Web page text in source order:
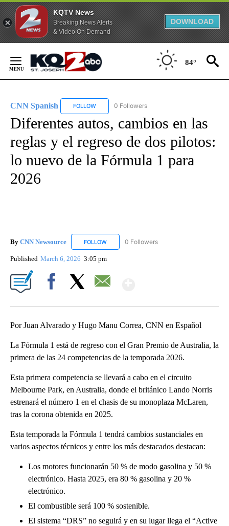
KQTV News
Breaking News Alerts
& Video On Demand
DOWNLOAD
Content
84°
CNN Spanish FOLLOW FOLLOW "CNN SPANISH" TO RECEIVE
0 Followers
Diferentes autos, cambios en las
reglas y el regreso de dos pilotos:
lo nuevo de la Fórmula 1 para
2026
By CNN Newsource FOLLOW FOLLOW "CNN NEWSOURCE" TO RECEIVE
0 Followers
Published March 6, 2026 3:05 pm
Por Juan Alvarado y Hugo Manu Correa, CNN en Español
La Fórmula 1 está de regreso con el Gran Premio de Australia, la
primera de las 24 competencias de la temporada 2026.
Esta primera competencia se llevará a cabo en el circuito
Melbourne Park, en Australia, donde el británico Lando Norris
estrenará el número 1 en el chasis de su monoplaza McLaren,
tras la corona obtenida en 2025.
Esta temporada la Fórmula 1 tendrá cambios sustanciales en
varios aspectos técnicos y entre los más destacados destacan:
Los motores funcionarán 50 % de modo gasolina y 50 %
electrónico. Hasta 2025, era 80 % gasolina y 20 %
electrónico.
El combustible será 100 % sostenible.
El sistema “DRS” no seguirá y en su lugar llega el “Active